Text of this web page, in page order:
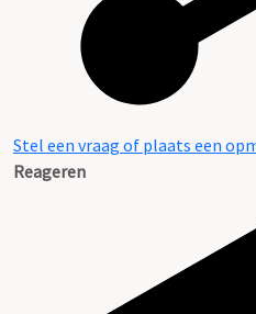
Stel een vraag of plaats een
Reageren